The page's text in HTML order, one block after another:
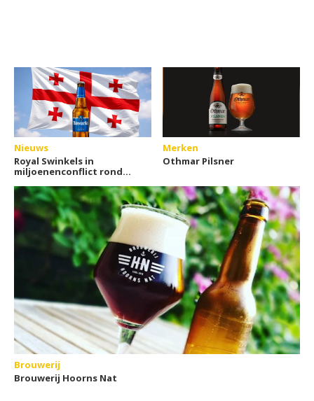
Nieuws
Royal Swinkels in
miljoenenconflict rond
Merken
Othmar Pilsner
Brouwerij
Brouwerij Hoorns Nat